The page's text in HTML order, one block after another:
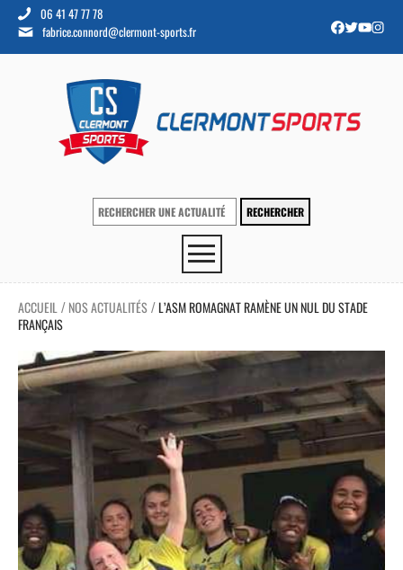
06 41 47 77 78
fabrice.connord@clermont-sports.fr
ACCUEIL / NOS ACTUALITÉS /L’ASM ROMAGNAT RAMÈNE UN NUL DU STADE
FRANÇAIS